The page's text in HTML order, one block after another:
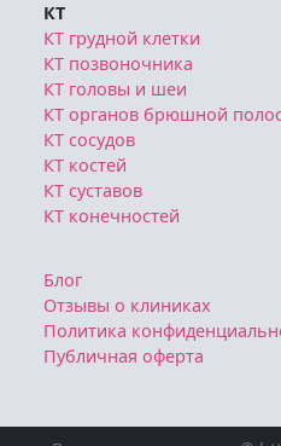
КТ
КТ грудной клетки
КТ позвоночника
КТ головы и шеи
КТ органов брюшной
КТ сосудов
КТ костей
КТ суставов
КТ конечностей
Блог
Отзывы о клиниках
Политика
Публичная оферта